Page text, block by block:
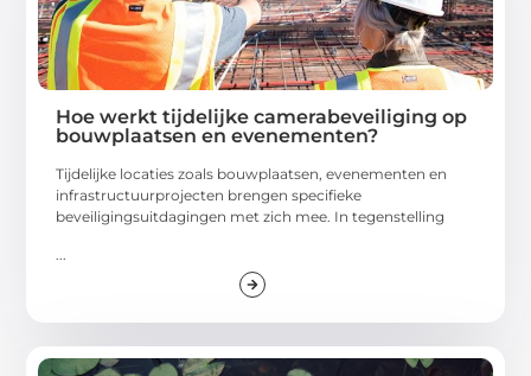
Hoe werkt tijdelijke camerabeveiliging op
bouwplaatsen en evenementen?
Tijdelijke locaties zoals bouwplaatsen, evenementen en
infrastructuurprojecten brengen specifieke
beveiligingsuitdagingen met zich mee. In tegenstelling